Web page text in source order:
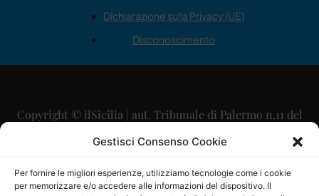
Gestisci Consenso Cookie
Per fornire le migliori esperienze, utilizziamo tecnologie come i cookie
per memorizzare e/o accedere alle informazioni del dispositivo. Il
Dichiarazione sulla Privacy (UE)
Disconoscimento
Copyright © ilSicilia | aut. Tribunale di Palermo n.11 del
29/09/2015